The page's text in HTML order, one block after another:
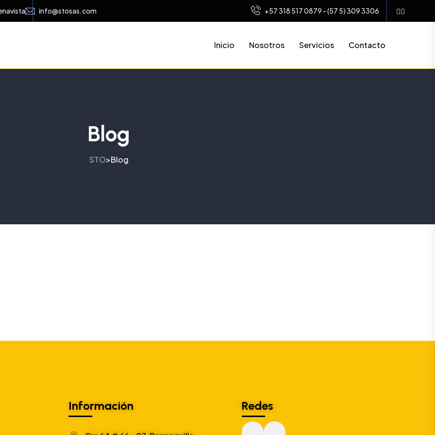
info@stosas.com +57 318 517 0879 - (57 5) 309 3306
Inicio Nosotros Servicios Contacto
Blog
STO>Blog
Información Redes